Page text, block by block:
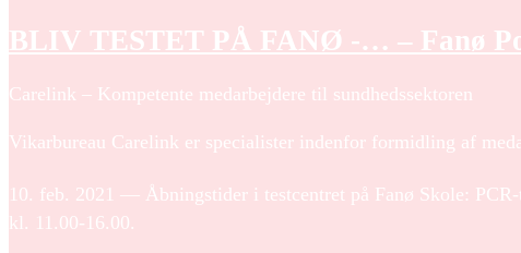
BLIV TESTET PÅ FANØ -… – Fanø
Carelink – Kompetente medarbejdere til sundhedssektoren
Vikarbureau Carelink er specialister indenfor formidling af
10. feb. 2021 — Åbningstider i testcentret på Fanø Skole:
kl. 11.00-16.00.